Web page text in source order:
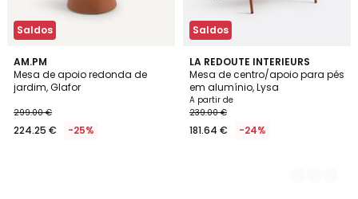
Saldos
AM.PM
Mesa de apoio redonda de
jardim, Glafor
299.00 €
224.25 € -25%
Saldos
LA REDOUTE INTERIEURS
Mesa de centro/apoio para pés
em alumínio, Lysa
A partir de
239.00 €
181.64 € -24%
2
Cores